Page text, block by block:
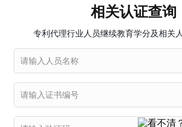
相关认证查询
专利代理行业人员继续教育学分及相关